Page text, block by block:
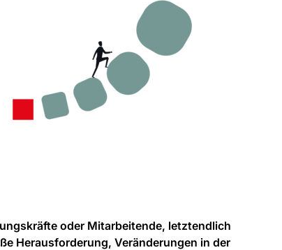
oder Mitarbeitende, letztendlich
Herausforderung, Veränderungen in der